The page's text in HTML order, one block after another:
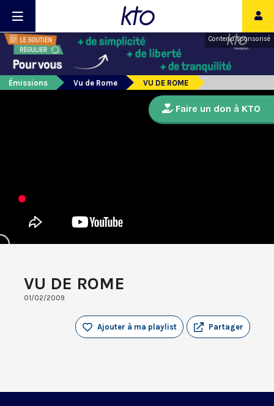
Contenu sponsorisé
Émissions Vu de Rome VU DE ROME
VU DE ROME
01/02/2009
Partager
Ajouter à ma playlist
Faire un don à KTO